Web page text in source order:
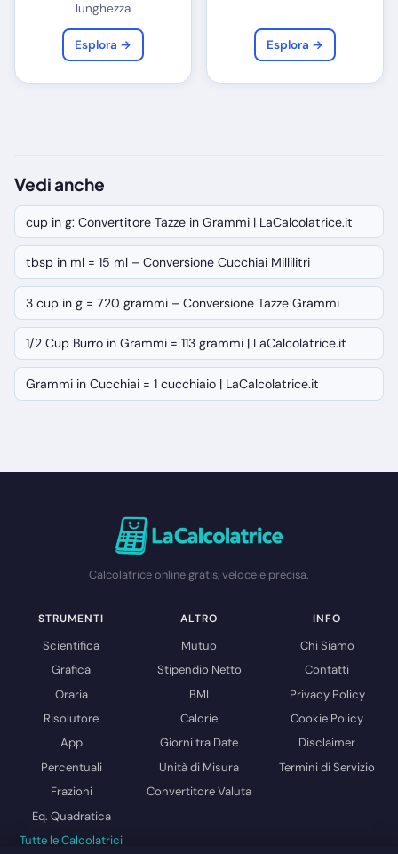
lunghezza
Esplora → Esplora →
Vedi anche
cup in g: Convertitore Tazze in Grammi | LaCalcolatrice.it
tbsp in ml = 15 ml – Conversione Cucchiai Millilitri
3 cup in g = 720 grammi – Conversione Tazze Grammi
1/2 Cup Burro in Grammi = 113 grammi | LaCalcolatrice.it
Grammi in Cucchiai = 1 cucchiaio | LaCalcolatrice.it
Calcolatrice online gratis, veloce e precisa.
STRUMENTI
Scientifica
Grafica
Oraria
Risolutore
App
Percentuali
Frazioni
Eq. Quadratica
Tutte le Calcolatrici
ALTRO
Mutuo
Stipendio Netto
BMI
Calorie
Giorni tra Date
Unità di Misura
Convertitore Valuta
INFO
Chi Siamo
Contatti
Privacy Policy
Cookie Policy
Disclaimer
Termini di Servizio